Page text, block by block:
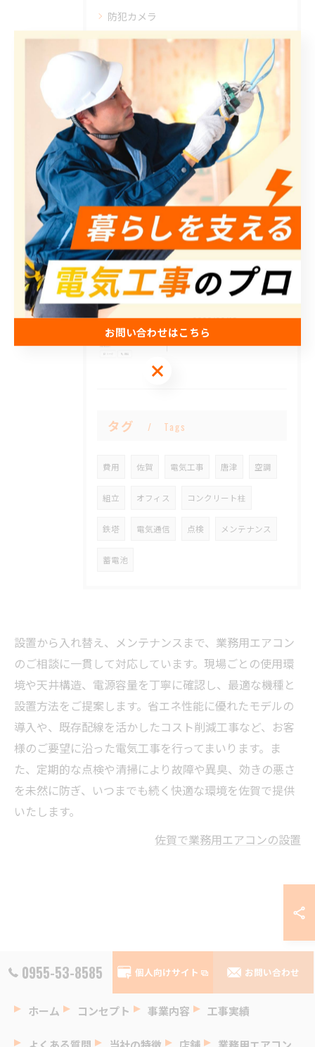
防犯カメラ
協力会社
最近の投稿 Recent Posts
2026/07/29
📢【お知らせ】
2026/06/23
弊社のLINE公式アカウントを開設いたしました。
2026/06/18
タグ Tags
費用 佐賀 電気工事 唐津 空調
組立 オフィス コンクリート柱
鉄塔 電気通信 点検 メンテナンス
蓄電池
設置から入れ替え、メンテナンスまで、業務用エアコン
のご相談に一貫して対応しています。現場ごとの使用環
境や天井構造、電源容量を丁寧に確認し、最適な機種と
設置方法をご提案します。省エネ性能に優れたモデルの
導入や、既存配線を活かしたコスト削減工事など、お客
様のご要望に沿った電気工事を行ってまいります。ま
た、定期的な点検や清掃により故障や異臭、効きの悪さ
を未然に防ぎ、いつまでも続く快適な環境を佐賀で提供
いたします。
佐賀で業務用エアコンの設置
0955-53-8585 個人向けサイト お問い合わせ
ホーム コンセプト 事業内容 工事実績
お問い合わせはこちら
お問い合わせはこちら